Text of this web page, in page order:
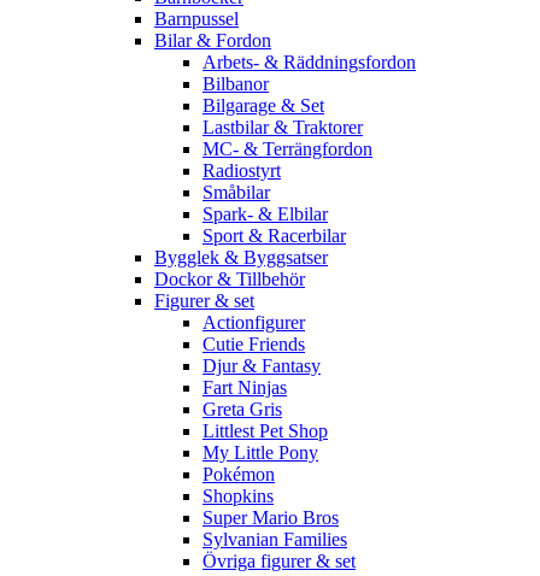
Barnpussel
Bilar & Fordon
Arbets- & Räddningsfordon
Bilbanor
Bilgarage & Set
Lastbilar & Traktorer
MC- & Terrängfordon
Radiostyrt
Småbilar
Spark- & Elbilar
Sport & Racerbilar
Bygglek & Byggsatser
Dockor & Tillbehör
Figurer & set
Actionfigurer
Cutie Friends
Djur & Fantasy
Fart Ninjas
Greta Gris
Littlest Pet Shop
My Little Pony
Pokémon
Shopkins
Super Mario Bros
Sylvanian Families
Övriga figurer & set